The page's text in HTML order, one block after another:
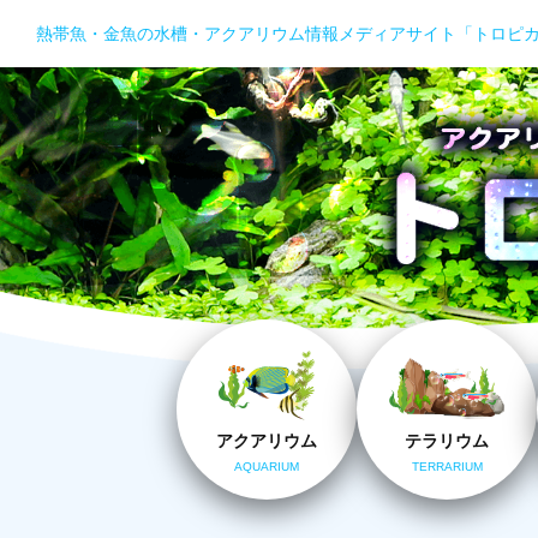
熱帯魚・金魚の水槽・アクアリウム情報メディアサイト「トロピ
アクアリウム
AQUARIUM
テラリウム
TERRARIUM